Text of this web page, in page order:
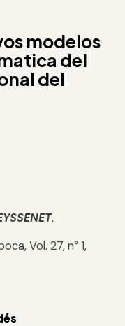
modelos
del
del
,
Vol. 27, n° 1,